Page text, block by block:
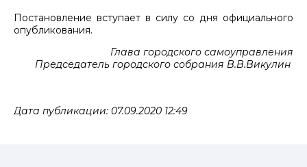
Постановление вступает в силу со дня официального
опубликования.
Глава городского самоуправления
Председатель городского собрания В.В.Викулин
Дата публикации: 07.09.2020 12:49